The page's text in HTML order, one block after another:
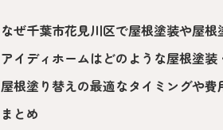
なぜ千葉市花見川区で屋根塗装や屋
アイディホームはどのような屋根塗
屋根塗り替えの最適なタイミングや
まとめ